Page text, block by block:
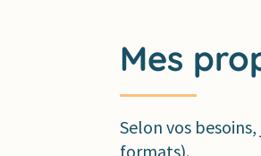
Mes
Selon vos
formats).